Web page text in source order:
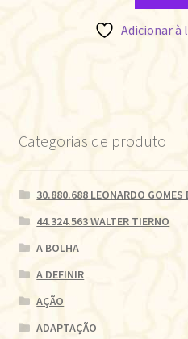
Adicionar à
Categorias de produto
30.880.688 LEONARDO GOMES
44.324.563 WALTER TIERNO
A BOLHA
A DEFINIR
AÇÃO
ADAPTAÇÃO